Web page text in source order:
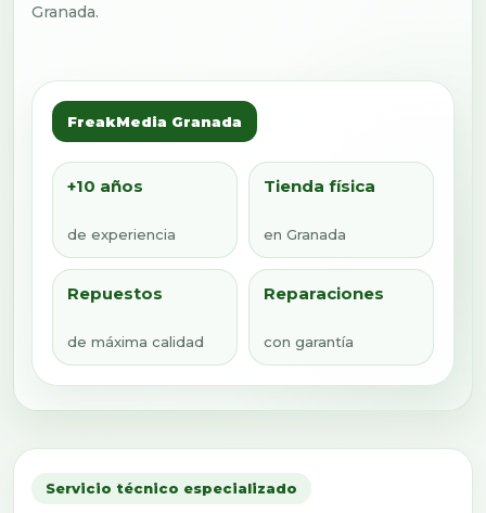
Granada.
FreakMedia Granada
+10 años
de experiencia
Tienda física
en Granada
Repuestos
de máxima calidad
Reparaciones
con garantía
Servicio técnico especializado